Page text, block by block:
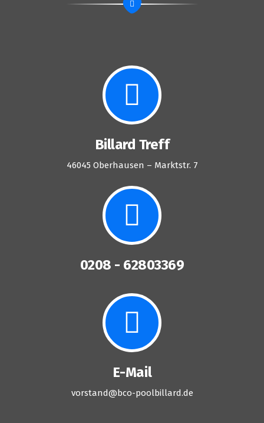
Billard Treff
46045 Oberhausen – Marktstr. 7
0208 - 62803369
E-Mail
vorstand@bco-poolbillard.de